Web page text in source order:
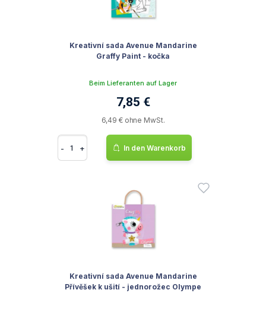
Kreativní sada Avenue Mandarine
Graffy Paint - kočka
Beim Lieferanten auf Lager
7,85 €
6,49 € ohne MwSt.
- + In den Warenkorb
Kreativní sada Avenue Mandarine
Přívěšek k ušití - jednorožec Olympe